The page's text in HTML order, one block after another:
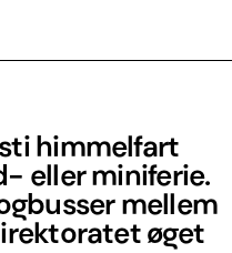
himmelfart
eller miniferie.
mellem
øget